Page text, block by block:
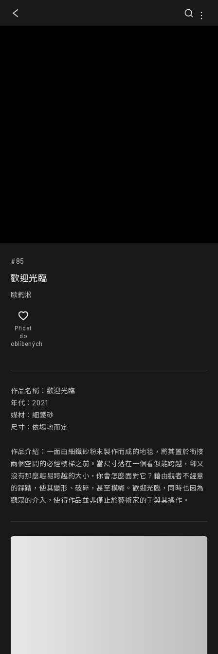
#85
歡迎光臨
歐鈞淞
Přidat
do
oblíbených
作品名稱：歡迎光臨
年代：2021
媒材：細鐵砂
尺寸：依場地而定
作品介紹：一面由細鐵砂粉末製作而成的地毯，將其置於銜接
兩個空間的必經樓梯之前。當尺寸落在一個看似能跨越，卻又
沒有那麼輕易跨越的大小，你會怎麼面對它？藉由觀者不經意
的踩踏，使其變形、破碎，甚至模糊。歡迎光臨，同時也因為
觀眾的介入，使得作品並非僅止於藝術家的手與其操作。